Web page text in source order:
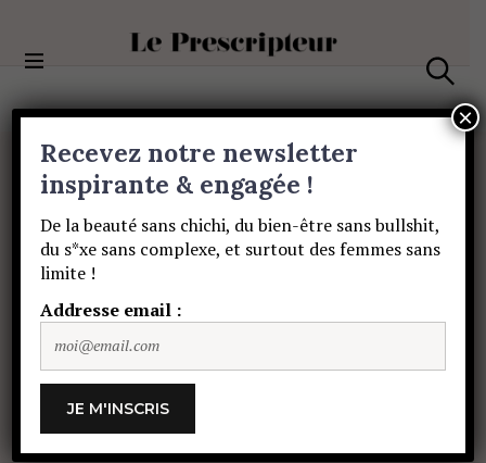
Le Prescripteur
e
a
PORTRAITS
Lessoiréesde
MarieGarreau:le
rendez-vous
huppédes
Parisiens
Recevez notre newsletter
inspirante & engagée !
De la beauté sans chichi, du bien-être sans bullshit,
du s*xe sans complexe, et surtout des femmes sans
limite !
Addresse email :
×